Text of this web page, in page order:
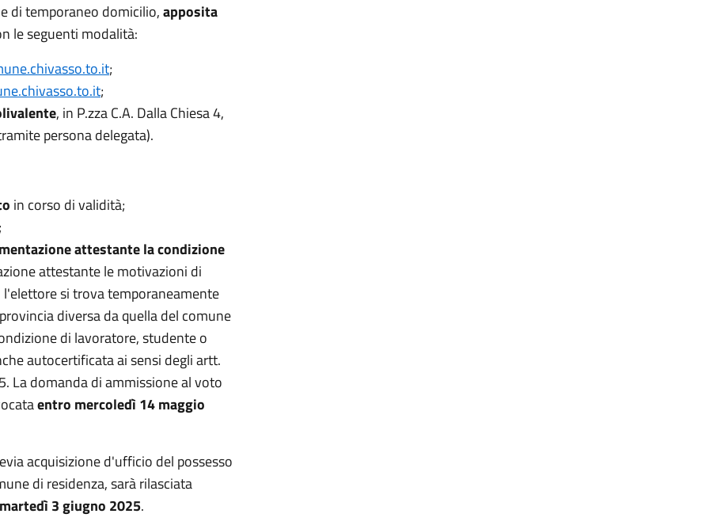
di temporaneo domicilio,apposita
le seguenti modalità:
;
;
, in P.zza C.A. Dalla Chiesa 4,
persona delegata).
in corso di validità;
attestante la condizione
attestante le motivazioni di
si trova temporaneamente
diversa da quella del comune
di lavoratore, studente o
autocertificata ai sensi degli artt.
La domanda di ammissione al voto
entro mercoledì 14 maggio
acquisizione d'ufficio del possesso
di residenza, sarà rilasciata
3 giugno 2025.